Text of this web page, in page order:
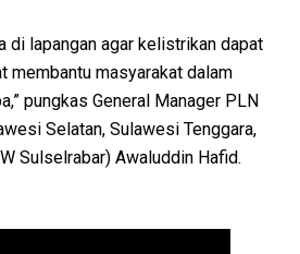
di lapangan agar kelistrikan dapat
membantu masyarakat dalam
pungkas General Manager PLN
Selatan, Sulawesi Tenggara,
Sulselrabar) Awaluddin Hafid.